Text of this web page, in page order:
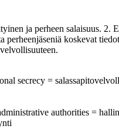
ja perheen salaisuus. 2.
perheenjäseniä koskevat
secrecy =
authorities =